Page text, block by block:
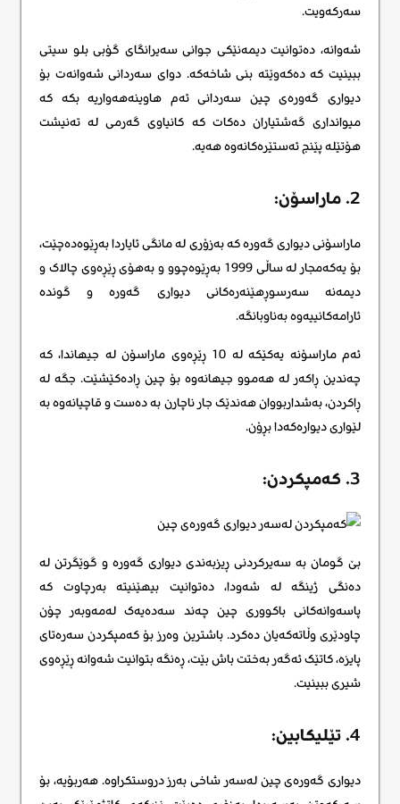
سەرکەویت.
شەوانە، دەتوانیت دیمەنێکی جوانی سەیرانگای گۆبی بلو سیتی
ببینیت کە دەکەوێتە بنی شاخەکە. دوای سەردانی شەوانەت بۆ
دیواری گەورەی چین سەردانی ئەم هاوینەهەواریە بکە کە
میوانداری گەشتیاران دەکات کە کانیاوی گەرمی لە تەنیشت
هۆتێلە پێنج ئەستێرەکانەوە هەیە.
2. ماراسۆن:
ماراسۆنی دیواری گەورە کە بەزۆری لە مانگی ئایاردا بەڕێوەدەچێت،
بۆ یەکەمجار لە ساڵی 1999 بەڕێوەچوو و بەهۆی ڕێڕەوی چالاک و
دیمەنە سەرسوڕهێنەرەکانی دیواری گەورە و گوندە
ئارامەکانییەوە بەناوبانگە.
ئەم ماراسۆنە یەکێکە لە 10 ڕێڕەوی ماراسۆن لە جیهاندا، کە
چەندین ڕاکەر لە هەموو جیهانەوە بۆ چین ڕادەکێشێت. جگە لە
ڕاکردن، بەشداربووان هەندێک جار ناچارن بە دەست و قاچیانەوە بە
لێواری دیوارەکەدا بڕۆن.
3. کەمپکردن:
بێ گومان بە سەیرکردنی ڕیزبەندی دیواری گەورە و گوێگرتن لە
دەنگی ژینگە لە شەودا، دەتوانیت بیهێنیتە بەرچاوت کە
پاسەوانەکانی باکووری چین چەند سەدەیەک لەمەوبەر چۆن
چاودێری وڵاتەکەیان دەکرد. باشترین وەرز بۆ کەمپکردن سەرەتای
پایزە، کاتێک ئەگەر بەختت باش بێت، ڕەنگە بتوانیت شەوانە ڕێڕەوی
شیری ببینیت.
4. تێلیکابین:
دیواری گەورەی چین لەسەر شاخی بەرز دروستکراوە. هەربۆیە، بۆ